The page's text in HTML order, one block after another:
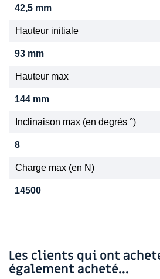
42,5 mm
Hauteur initiale
93 mm
Hauteur max
144 mm
Inclinaison max (en degrés °)
8
Charge max (en N)
14500
Les clients qui ont
également acheté...